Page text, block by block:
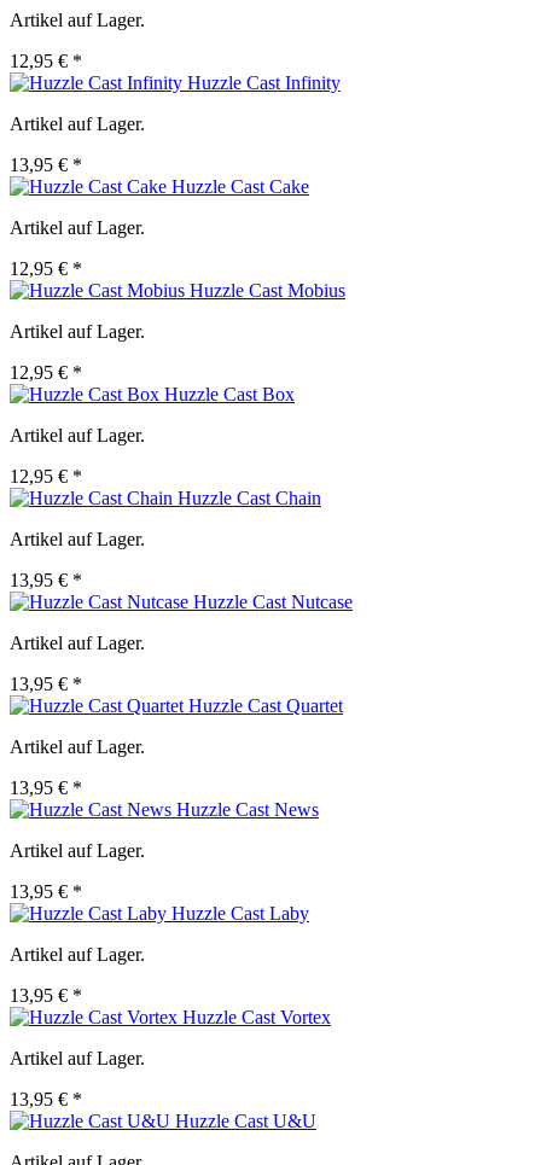
Artikel auf Lager.
12,95 € *
Huzzle Cast Infinity
Artikel auf Lager.
13,95 € *
Huzzle Cast Cake
Artikel auf Lager.
12,95 € *
Huzzle Cast Mobius
Artikel auf Lager.
12,95 € *
Huzzle Cast Box
Artikel auf Lager.
12,95 € *
Huzzle Cast Chain
Artikel auf Lager.
13,95 € *
Huzzle Cast Nutcase
Artikel auf Lager.
13,95 € *
Huzzle Cast Quartet
Artikel auf Lager.
13,95 € *
Huzzle Cast News
Artikel auf Lager.
13,95 € *
Huzzle Cast Laby
Artikel auf Lager.
13,95 € *
Huzzle Cast Vortex
Artikel auf Lager.
13,95 € *
Huzzle Cast U&U